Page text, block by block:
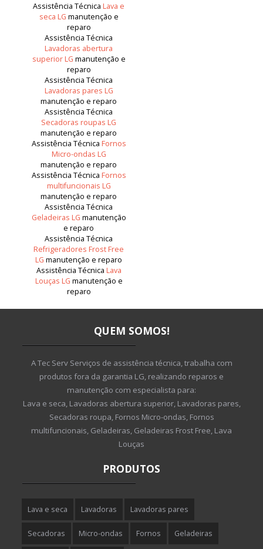
Assistência TécnicaLava e
seca LG manutenção e
reparo
Assistência Técnica
Lavadoras abertura
superior LG manutenção e
reparo
Assistência Técnica
Lavadoras pares LG
manutenção e reparo
Assistência Técnica
Secadoras roupas LG
manutenção e reparo
Assistência Técnica Fornos
Micro-ondas LG
manutenção e reparo
Assistência Técnica Fornos
multifuncionais LG
manutenção e reparo
Assistência Técnica
Geladeiras LG manutenção
e reparo
Assistência Técnica
Refrigeradores Frost Free
LG manutenção e reparo
Assistência Técnica Lava
Louças LG manutenção e
reparo
QUEM SOMOS!
A Tec Serv Serviços de assistência técnica, trabalha com
produtos fora da garantia LG, realizando reparos e
manutenção com especialista para:
Lava e seca, Lavadoras abertura superior, Lavadoras pares,
Secadoras roupa, Fornos Micro-ondas, Fornos
multifuncionais, Geladeiras, Geladeiras Frost Free, Lava
Louças
PRODUTOS
Lava e seca Lavadoras Lavadoras pares
Secadoras Micro-ondas Fornos Geladeiras